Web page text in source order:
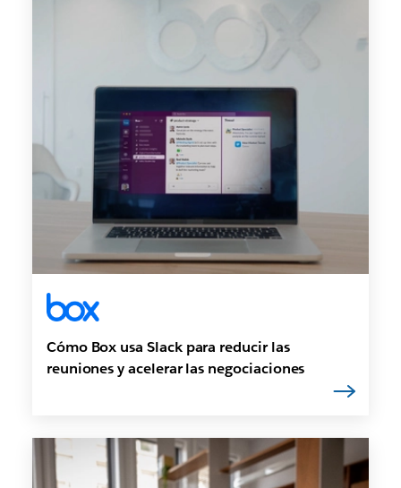
Cómo Box usa Slack para reducir las
reuniones y acelerar las negociaciones